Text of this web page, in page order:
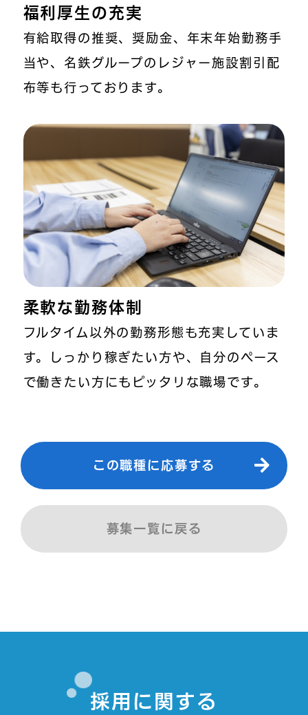
福利厚生の充実
有給取得の推奨、奨励金、年末年始勤務手
当や、名鉄グループのレジャー施設割引配
布等も行っております。
柔軟な勤務体制
フルタイム以外の勤務形態も充実していま
す。しっかり稼ぎたい方や、自分のペース
で働きたい方にもピッタリな職場です。
この職種に応募する
募集一覧に戻る
採用に関する